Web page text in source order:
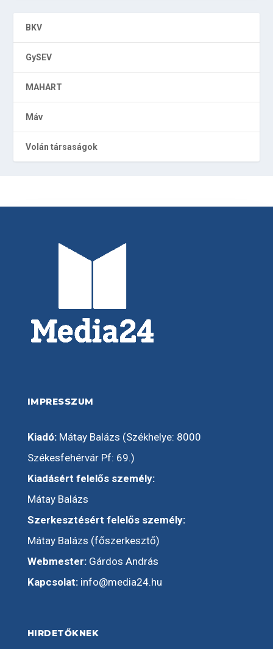
BKV
GySEV
MAHART
Máv
Volán társaságok
IMPRESSZUM
Kiadó:Mátay Balázs (Székhelye: 8000
Székesfehérvár Pf: 69.)
Kiadásért felelős személy:
Mátay Balázs
Szerkesztésért felelős személy:
Mátay Balázs (főszerkesztő)
Webmester:Gárdos András
Kapcsolat: info@media24.hu
HIRDETŐKNEK